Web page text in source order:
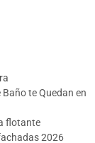
te Quedan en
flotante
2026